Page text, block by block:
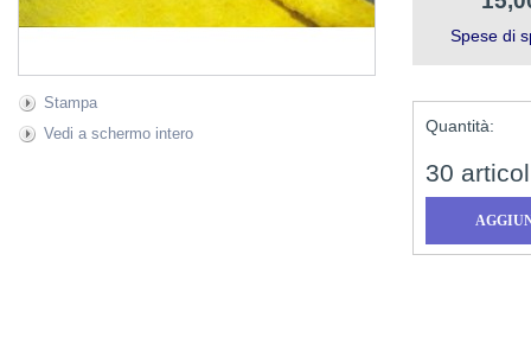
Stampa
Vedi a schermo intero
Spese di
Quantità:
30